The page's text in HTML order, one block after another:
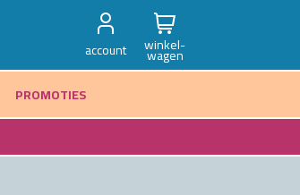
account winkel-
wagen
PROMOTIES